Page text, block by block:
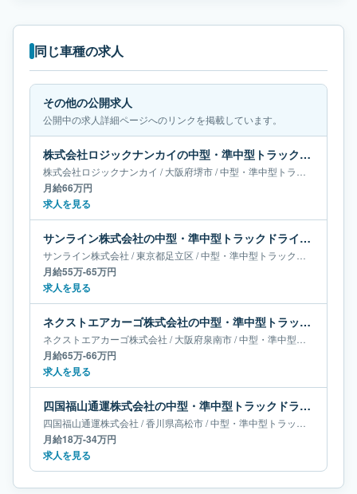
同じ車種の求人
その他の公開求人
公開中の求人詳細ページへのリンクを掲載しています。
株式会社ロジックナンカイの中型・準中型トラックドライバー求人｜大阪府堺市｜月給66万円
株式会社ロジックナンカイ /大阪府堺市/中型・準中型トラックドライバー
月給66万円
求人を見る
サンライン株式会社の中型・準中型トラックドライバー求人｜東京都足立区｜月給55万-65万円
サンライン株式会社 /東京都足立区 /中型・準中型トラックドライバー
月給55万-65万円
求人を見る
ネクストエアカーゴ株式会社の中型・準中型トラックドライバー求人｜大阪府泉南市｜月給65万-66万円
ネクストエアカーゴ株式会社 /大阪府泉南市/中型・準中型トラックドライバー
月給65万-66万円
求人を見る
四国福山通運株式会社の中型・準中型トラックドライバー求人｜香川県高松市｜月給18万-34万円
四国福山通運株式会社 /香川県高松市/中型・準中型トラックドライバー
月給18万-34万円
求人を見る